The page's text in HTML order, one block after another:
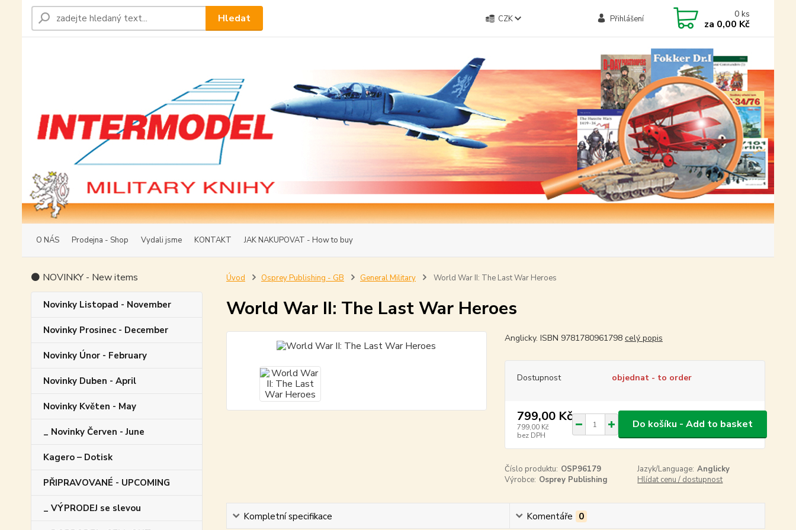
O NÁS Prodejna - Shop Vydali jsme KONTAKT JAK NAKUPOVAT - How to buy
CZK Přihlášení
Hledat 0 ks
za 0,00 Kč
⚫ NOVINKY - New items
Novinky Listopad - November
Novinky Prosinec - December
Novinky Únor - February
Novinky Duben - April
Novinky Květen - May
_ Novinky Červen - June
Kagero – Dotisk
PŘIPRAVOVANÉ - UPCOMING
_ VÝPRODEJ se slevou
Úvod Osprey Publishing - GB General Military World War II: The Last War Heroes
World War II: The Last War Heroes
Anglicky. ISBN 9781780961798 celý popis
Dostupnost objednat - to order
799,00 Kč
799,00 Kč
bez DPH
Do košíku - Add to basket
Číslo produktu: OSP96179 Jazyk/Language: Anglicky
Výrobce: Osprey Publishing Hlídat cenu / dostupnost
Kompletní specifikace Komentáře 0